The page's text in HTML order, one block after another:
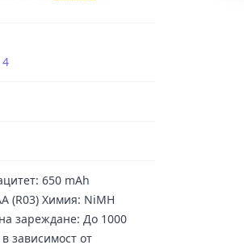
650 mAh
(R03) Химия: NiMH
зареждане: До 1000
зависимост от